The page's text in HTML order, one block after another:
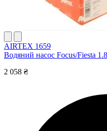
AIRTEX 1659
Водяний насос Focus/Fiesta
2 058 ₴